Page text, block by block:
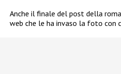
Anche il finale del post della
web che le ha invaso la foto con